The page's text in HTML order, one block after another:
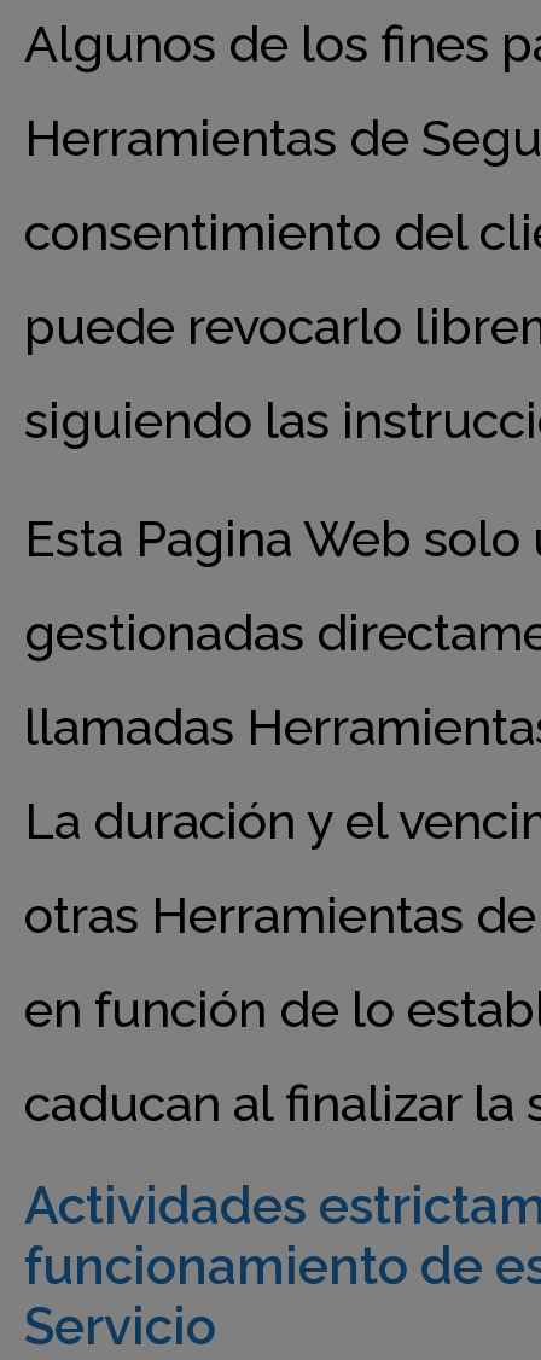
Algunos de los fines
Herramientas de
consentimiento del
puede revocarlo
siguiendo las
Esta Pagina Web
gestionadas
llamadas
La duración y el
otras Herramientas
en función de lo
caducan al finalizar la
Actividades
funcionamiento de
Servicio